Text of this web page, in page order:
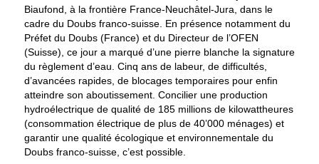
Biaufond, à la frontière France-Neuchâtel-Jura, dans le
cadre du Doubs franco-suisse. En présence notamment du
Préfet du Doubs (France) et du Directeur de l’OFEN
(Suisse), ce jour a marqué d’une pierre blanche la signature
du règlement d’eau. Cinq ans de labeur, de difficultés,
d’avancées rapides, de blocages temporaires pour enfin
atteindre son aboutissement. Concilier une production
hydroélectrique de qualité de 185 millions de kilowattheures
(consommation électrique de plus de 40’000 ménages) et
garantir une qualité écologique et environnementale du
Doubs franco-suisse, c’est possible.